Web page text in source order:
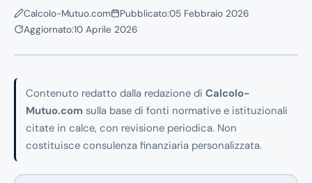
Calcolo-Mutuo.com Pubblicato:05 Febbraio 2026
Aggiornato:10 Aprile 2026
Contenuto redatto dalla redazione di Calcolo-
Mutuo.com sulla base di fonti normative e istituzionali
citate in calce, con revisione periodica. Non
costituisce consulenza finanziaria personalizzata.